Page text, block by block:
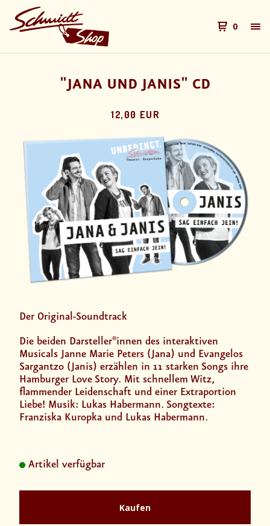
0
"JANA UND JANIS" CD
12,00 EUR
Der Original-Soundtrack
Die beiden Darsteller*innen des interaktiven
Musicals Janne Marie Peters (Jana) und Evangelos
Sargantzo (Janis) erzählen in 11 starken Songs ihre
Hamburger Love Story. Mit schnellem Witz,
flammender Leidenschaft und einer Extraportion
Liebe! Musik: Lukas Habermann. Songtexte:
Franziska Kuropka und Lukas Habermann.
Artikel verfügbar
Kaufen